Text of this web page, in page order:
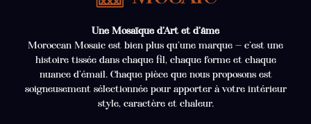
Une Mosaïque d’Art et d’âme
Moroccan Mosaic est bien plus qu’une marque — c’est une
histoire tissée dans chaque fil, chaque forme et chaque
nuance d’émail. Chaque pièce que nous proposons est
soigneusement sélectionnée pour apporter à votre intérieur
style, caractère et chaleur.